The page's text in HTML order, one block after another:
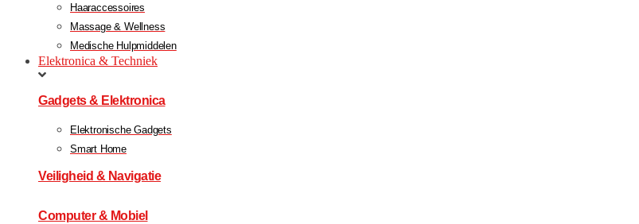
Haaraccessoires
Massage & Wellness
Medische Hulpmiddelen
Elektronica & Techniek
Gadgets & Elektronica
Elektronische Gadgets
Smart Home
Veiligheid & Navigatie
Computer & Mobiel